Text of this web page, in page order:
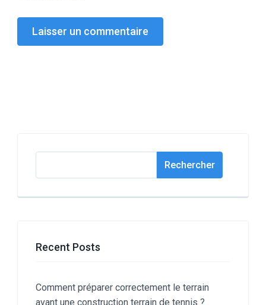
Rechercher
Recent Posts
Comment préparer correctement le terrain
avant une construction terrain de tennis ?